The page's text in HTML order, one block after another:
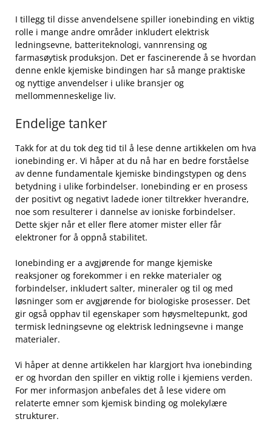
I tillegg til disse anvendelsene spiller ionebinding en viktig
rolle i mange ‍andre områder inkludert elektrisk
ledningsevne, batteriteknologi,‍ vannrensing‍ og
farmasøytisk produksjon. Det ⁢er fascinerende å se hvordan
denne enkle ‌kjemiske bindingen har så mange ‍praktiske
og ⁢nyttige anvendelser i ​ulike bransjer og
mellommenneskelige liv.
Endelige tanker
Takk for at du tok deg tid til å lese denne artikkelen om hva‌
ionebinding er. Vi håper at du nå har en bedre forståelse
‌av ⁣denne fundamentale kjemiske bindingstypen og ‌dens
betydning i ulike⁤ forbindelser. Ionebinding er en prosess
der positivt og negativt ladede ​ioner ‍tiltrekker‍ hverandre,⁢
noe som resulterer i dannelse av⁤ ioniske⁤ forbindelser.
Dette skjer når et eller flere atomer mister eller får
elektroner for å oppnå stabilitet.
Ionebinding er⁢ a avgjørende for mange kjemiske
reaksjoner og forekommer‌ i en rekke materialer og
forbindelser, inkludert⁤ salter, mineraler og til⁢ og med⁣
løsninger ‌som er ‌avgjørende ⁢for​ biologiske prosesser. Det
gir også opphav til​ egenskaper ‌som høysmeltepunkt, god
termisk ledningsevne og elektrisk⁤ ledningsevne i⁤ mange
materialer.
Vi håper at denne artikkelen har klargjort hva ⁤ionebinding
er ⁢og hvordan ⁢den spiller en viktig rolle i kjemiens⁢ verden.
For mer informasjon anbefales det å lese videre om
relaterte emner som kjemisk binding og ⁢molekylære
strukturer.